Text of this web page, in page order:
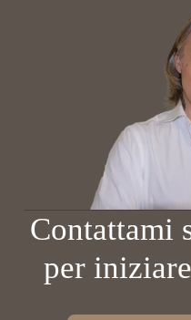
Contattami
per